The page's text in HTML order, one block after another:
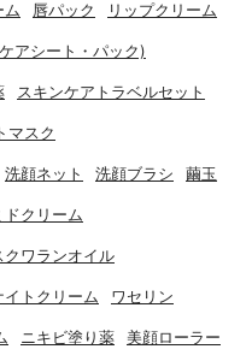
ム 唇パック リップクリーム
アシート・パック)
スキンケアトラベルセット
マスク
洗顔ネット 洗顔ブラシ 繭玉
ドクリーム
クワランオイル
イトクリーム ワセリン
ニキビ塗り薬 美顔ローラー